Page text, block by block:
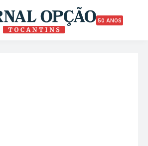
50 ANOS